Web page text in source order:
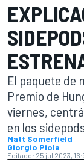
El paquete de
Premio de
viernes,
en los
Matt Somerfield
Giorgio Piola
Editado: 25 jul 2023,